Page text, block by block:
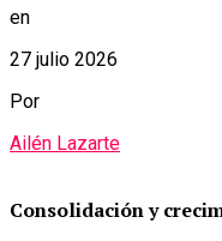
en
27 julio 2026
Por
Ailén Lazarte
Consolidación y